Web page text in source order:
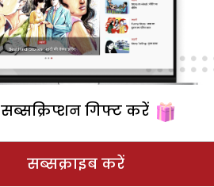
सब्सक्रिप्शन गिफ्ट करें
सब्सक्राइब करें